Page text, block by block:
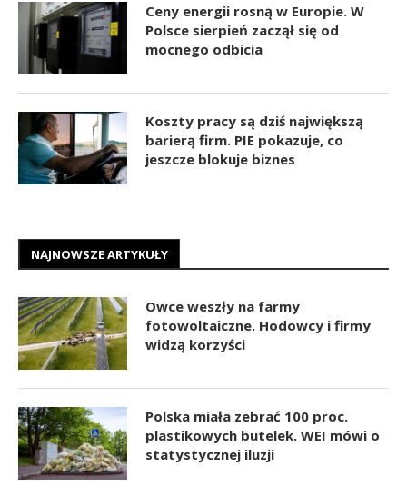
Ceny energii rosną w Europie. W
Polsce sierpień zaczął się od
mocnego odbicia
Koszty pracy są dziś największą
barierą firm. PIE pokazuje, co
jeszcze blokuje biznes
NAJNOWSZE ARTYKUŁY
Owce weszły na farmy
fotowoltaiczne. Hodowcy i firmy
widzą korzyści
Polska miała zebrać 100 proc.
plastikowych butelek. WEI mówi o
statystycznej iluzji